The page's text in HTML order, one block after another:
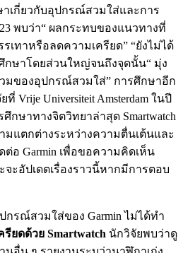
าเกี่ยวกับอุปกรณ์สวมใส่และการ
พบว่า“ ผลกระทบของแนวทางที่
ทาหรือลดความเครียด” “ยังไม่ได้
กษาโดยส่วนใหญ่จนถึงจุดนั้น“ มุ่ง
มของอุปกรณ์สวมใส่” การศึกษาอีก
Vrije Universiteit Amsterdam ในปี
ศึกษาทางจิตวิทยาล่าสุด Smartwatch
มแตกต่างระหว่างความตื่นเต้นและ
ต่อ Garmin เพื่อขอความคิดเห็น
ะอัปเดตเรื่องราวนี้หากมีการตอบ
กรณ์สวมใส่ของ Garmin ไม่ได้ทำ
รียดด้วย Smartwatch นักวิจัยพบว่าดู